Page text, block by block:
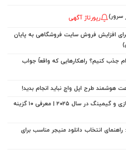
سرور) رپورتاژ آگهی
افزایش فروش سایت فروشگاهی به پایان
جذب کنیم؟ راهکارهایی که واقعاً جواب
مناسب‌ترین کارت گرافیک برای بازی و گیمینگ در سال ۲۰۲۵ | معرفی ۱۰ گزینه
راهنمای انتخاب دانلود منیجر مناسب برای